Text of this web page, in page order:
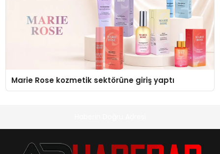
Marie Rose kozmetik sektörüne giriş yaptı